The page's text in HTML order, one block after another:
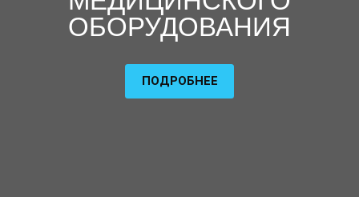
ОБОРУДОВАНИЯ
ПОДРОБНЕЕ